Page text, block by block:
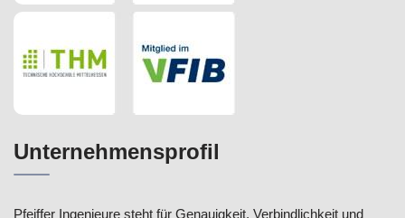
Unternehmensprofil
Pfeiffer Ingenieure steht für Genauigkeit, Verbindlichkeit und